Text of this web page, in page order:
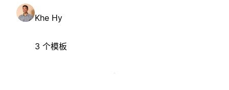
Khe Hy
3 个模板